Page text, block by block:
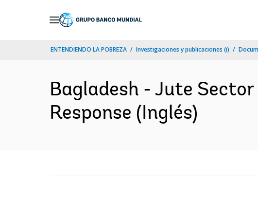
ENTENDIENDO LA POBREZA Investigaciones y publicaciones (i)
Bagladesh - Jute
Response (Inglés)